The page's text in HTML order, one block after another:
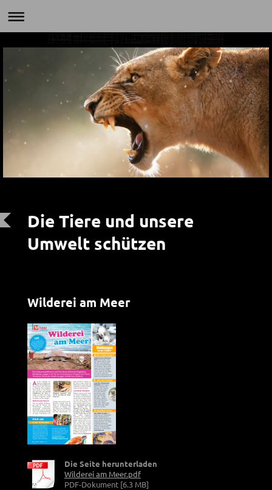
Die Tiere und unsere
Umwelt schützen
Wilderei am Meer
Die Seite herunterladen
Wilderei am Meer.pdf
PDF-Dokument [6.3 MB]